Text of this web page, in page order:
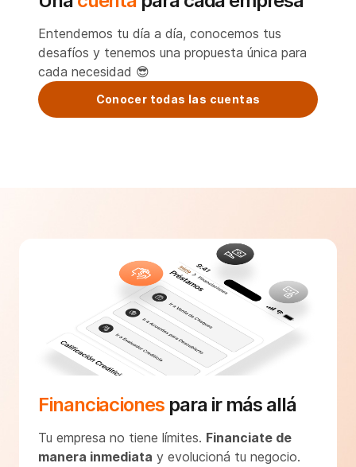
Entendemos tu día a día, conocemos tus
desafíos y tenemos una propuesta única para
cada necesidad 😎
Conocer todas las cuentas
Financiacionespara ir más allá
Tu empresa no tiene límites. Financiate de
manera inmediata y evolucioná tu negocio.